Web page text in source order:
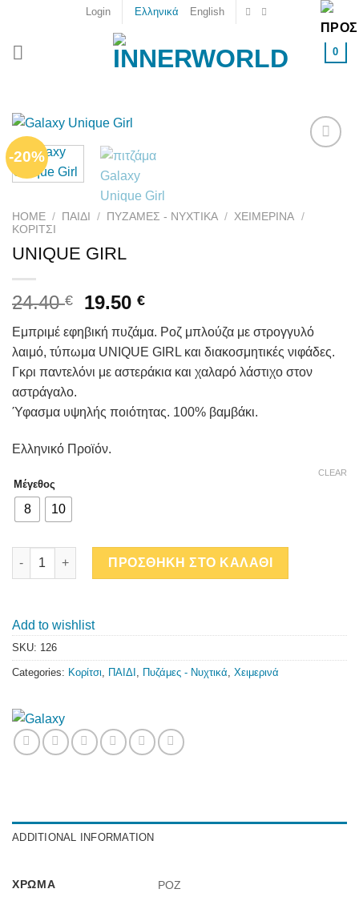
content
Login Ελληνικά English
0
-20%
HOME / ΠΑΙΔΙ / ΠΥΖΆΜΕΣ - ΝΥΧΤΙΚΆ / ΧΕΙΜΕΡΙΝΆ /
ΚΟΡΊΤΣΙ
UNIQUE GIRL
24.40€ 19.50€
Εμπριμέ εφηβική πυζάμα. Ροζ μπλούζα με στρογγυλό
λαιμό, τύπωμα UNIQUE GIRL και διακοσμητικές νιφάδες.
Γκρι παντελόνι με αστεράκια και χαλαρό λάστιχο στον
αστράγαλο.
Ύφασμα υψηλής ποιότητας. 100% βαμβάκι.
Ελληνικό Προϊόν.
Μέγεθος
8 10
CLEAR
UNIQUE GIRL quantity
ΠΡΟΣΘΗΚΗ ΣΤΟ ΚΑΛΑΘΙ
Add to wishlist
SKU: 126
Categories: Κορίτσι ΠΑΙΔΙ Πυζάμες - Νυχτικά Χειμερινά
ADDITIONAL INFORMATION
ΧΡΏΜΑ ΡΟΖ